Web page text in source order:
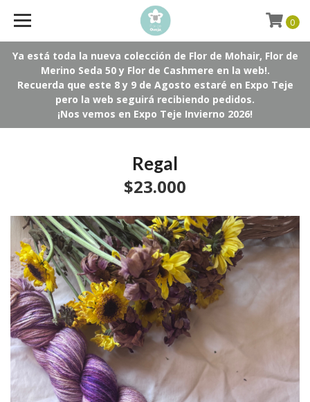
Ya está toda la nueva colección de Flor de Mohair, Flor de
Merino Seda 50 y Flor de Cashmere en la web!.
Recuerda que este 8 y 9 de Agosto estaré en Expo Teje
pero la web seguirá recibiendo pedidos.
¡Nos vemos en Expo Teje Invierno 2026!
0
Regal
$23.000